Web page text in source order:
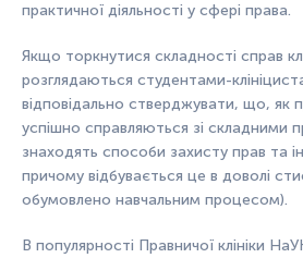
практичної діяльності у сфері права.
Якщо торкнутися складності справ
розглядаються студентами-
відповідально стверджувати, що, як
успішно справляються зі складними
знаходять способи захисту прав та
причому відбувається це в доволі
обумовлено навчальним процесом).
В популярності Правничої клініки